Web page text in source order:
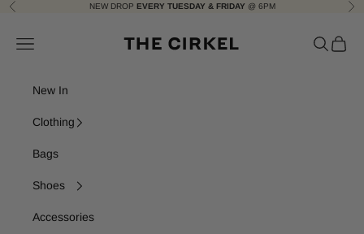
Skip to content
Previous NEW DROP EVERY TUESDAY & FRIDAY @ 6PM
Navigation menu Search
Cart
New In
Clothing
Bags
Shoes
Accessories